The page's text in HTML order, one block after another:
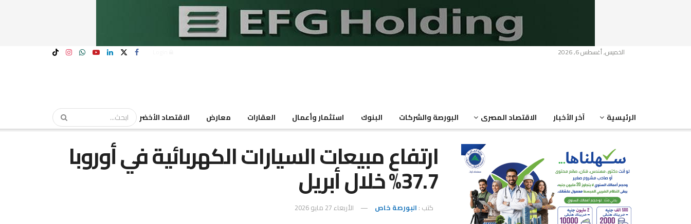
الخميس, أغسطس 6, 2026
الرئيسية آخر الأخبار الاقتصاد المصرى البورصة والشركات البنوك استثمار وأعمال العقارات معارض الاقتصاد الأخضر
ارتفاع مبيعات السيارات الكهربائية في أوروبا
37.7% خلال أبريل
كتب : البورصة خاص الأربعاء 27 مايو 2026